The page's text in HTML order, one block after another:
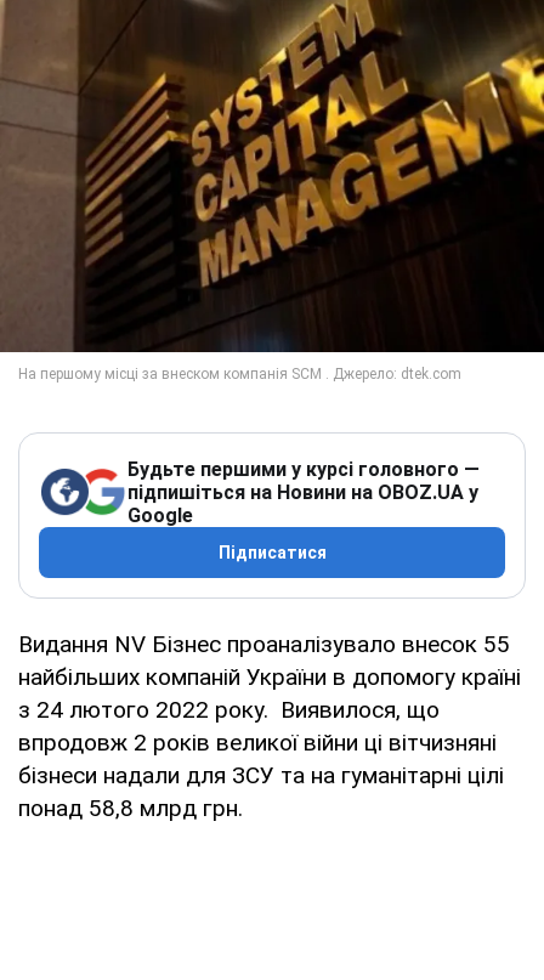
Будьте першими у курсі головного —
підпишіться на Новини на OBOZ.UA у
Google
Підписатися
Видання NV Бізнес проаналізувало внесок 55
найбільших компаній України в допомогу країні
з 24 лютого 2022 року. Виявилося, що
впродовж 2 років великої війни ці вітчизняні
бізнеси надали для ЗСУ та на гуманітарні цілі
понад 58,8 млрд грн.